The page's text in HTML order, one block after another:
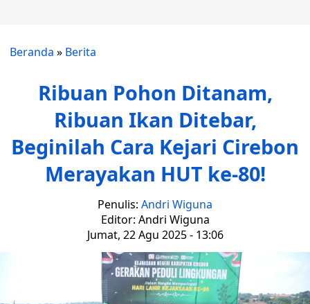
Beranda » Berita
Ribuan Pohon Ditanam,
Ribuan Ikan Ditebar,
Beginilah Cara Kejari Cirebon
Merayakan HUT ke-80!
Penulis: Andri Wiguna
Editor: Andri Wiguna
Jumat, 22 Agu 2025 - 13:06